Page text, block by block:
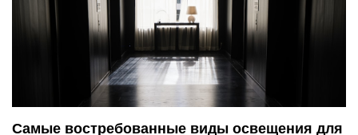
ц
п
Самые востребованные виды освещения для